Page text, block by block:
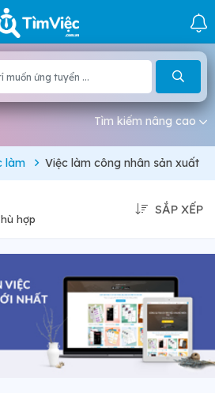
Tìm kiếm nâng cao
làm Việc làm công nhân sản xuất
hợp
SẮP XẾP